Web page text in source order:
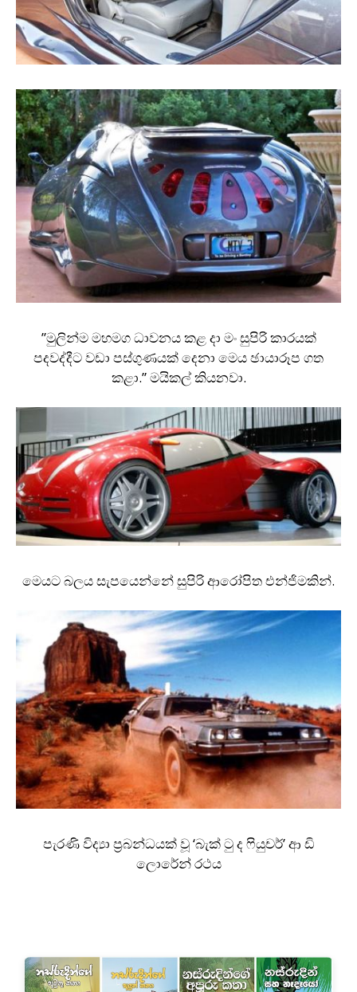
”මුලින්ම මහමග ධාවනය කළ දා මං සුපිරි කාරයක්
පදවද්දීට වඩා පස්ගුණයක් දෙනා මෙය ඡායාරූප ගත
කළා.” මයිකල් කියනවා.
මෙයට බලය සැපයෙන්නේ සුපිරි ආරෝපිත එන්ජිමකින්.
පැරණි විද්‍යා ප‍්‍රබන්ධයක් වූ ‘බැක් ටු ද ෆියුචර්’ ආ ඩි
ලොරේන් රථය